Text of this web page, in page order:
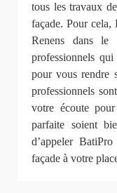
tous les travaux
façade. Pour
Renens dans le
professionnels
pour vous rendre
professionnels
votre écoute
parfaite soient
d’appeler
façade à votre